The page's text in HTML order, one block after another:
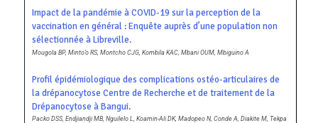
Impact de la pandémie à COVID-19 sur la perception de la
vaccination en général : Enquête auprès d’une population non
sélectionnée à Libreville.
Mougola BP, Minto’o RS, Montcho CJG, Kombila KAC, Mbani OUM, Mbiguino A
Profil épidémiologique des complications ostéo-articulaires de
la drépanocytose Centre de Recherche et de traitement de la
Drépanocytose à Bangui.
Packo DSS, Endjiandji MB, Nguilelo L, Koamin-Ali DK, Madopeo N, Conde A, Diakite M, Tekpa